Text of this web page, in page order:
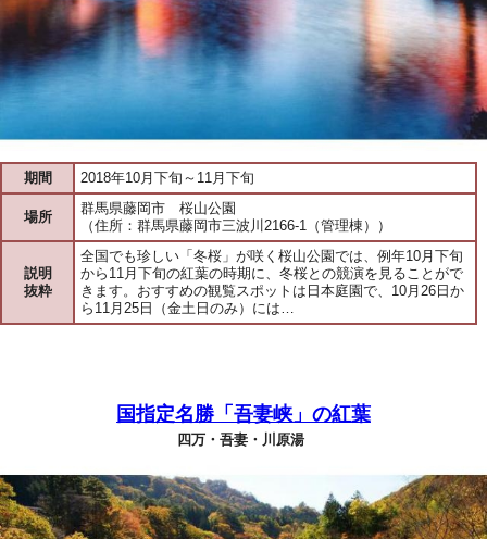
期間 2018年10月下旬～11月下旬
場所
群馬県藤岡市 桜山公園
（住所：群馬県藤岡市三波川2166-1（管理棟））
説明
抜粋
全国でも珍しい「冬桜」が咲く桜山公園では、例年10月下旬
から11月下旬の紅葉の時期に、冬桜との競演を見ることがで
きます。おすすめの観覧スポットは日本庭園で、10月26日か
ら11月25日（金土日のみ）には…
国指定名勝「吾妻峡」の紅葉
四万・吾妻・川原湯